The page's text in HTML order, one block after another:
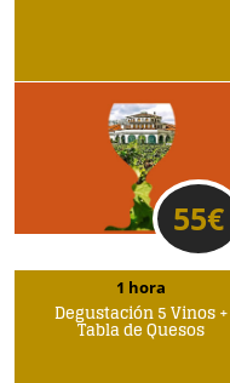
55€
1 hora
Degustación 5 Vinos +
Tabla de Quesos